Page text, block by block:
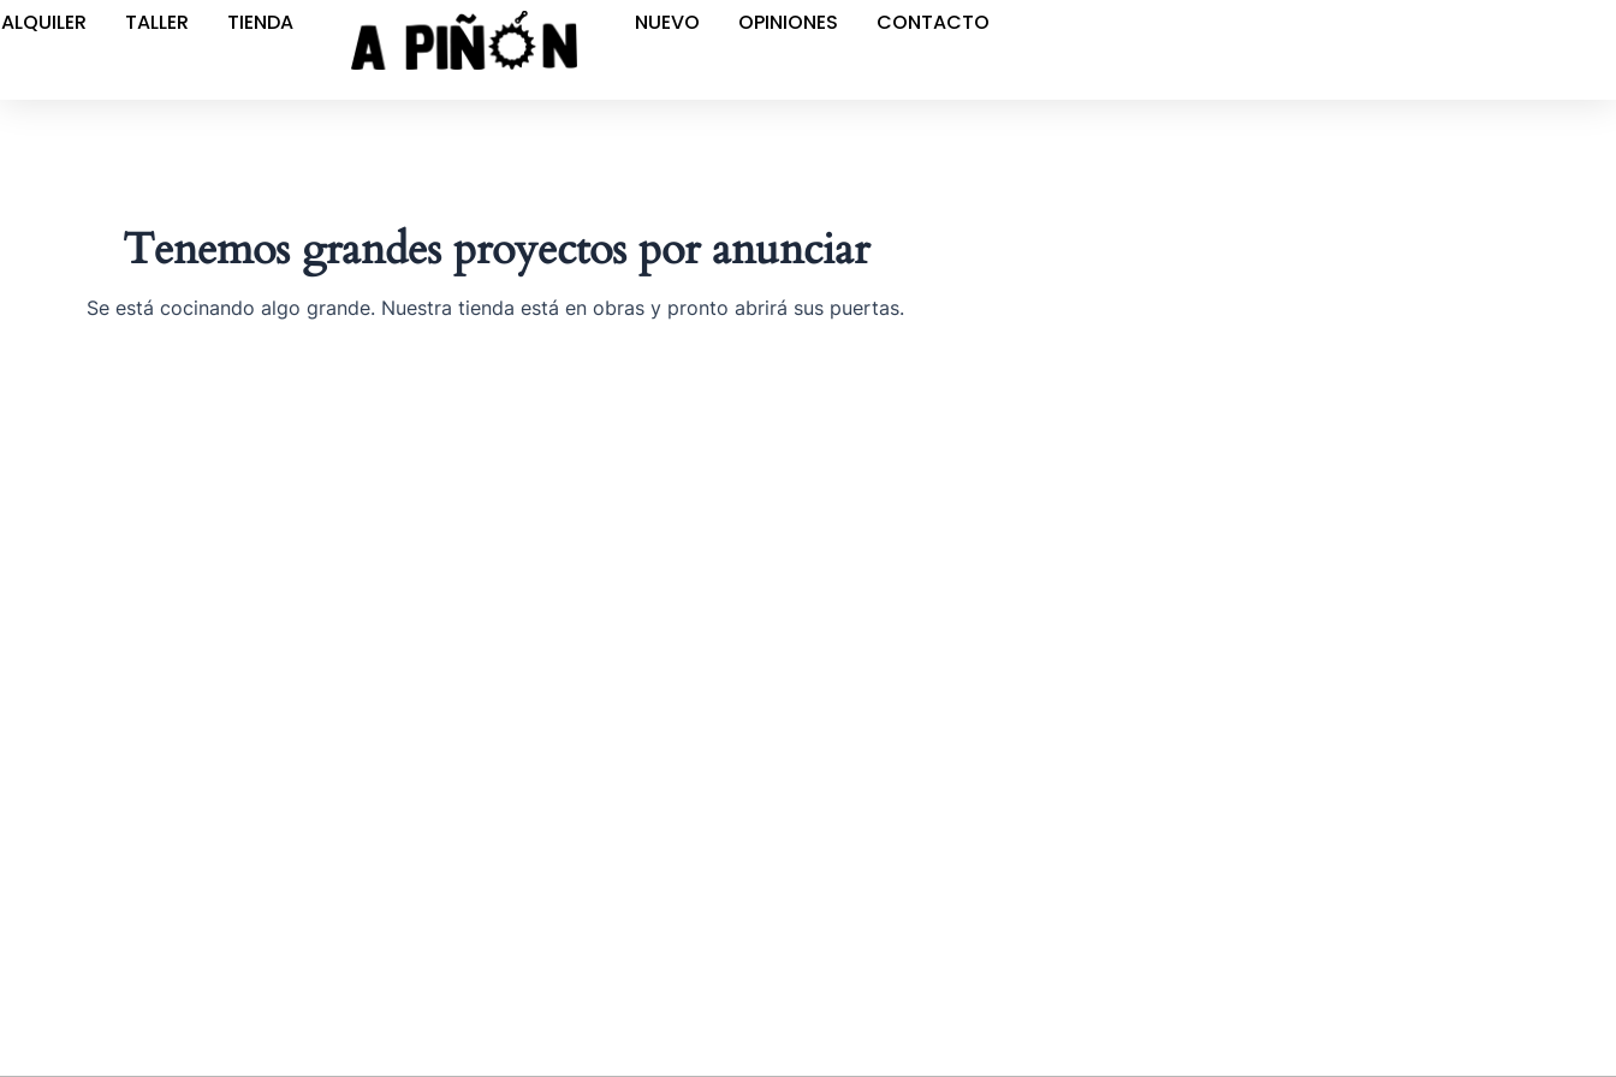
Ir
ALQUILER TALLER TIENDA NUEVO OPINIONES CONTACTO
Tenemos grandes proyectos por anunciar
Se está cocinando algo grande. Nuestra tienda está en obras y pronto abrirá sus puertas.